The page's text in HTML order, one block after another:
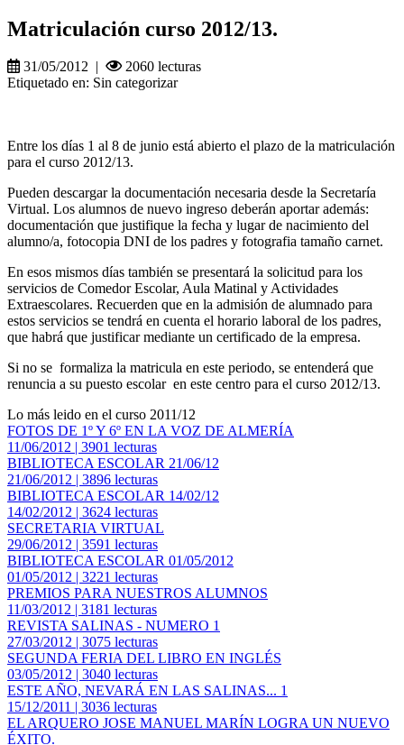
Matriculación curso 2012/13.
31/05/2012 |
2060 lecturas
Etiquetado en: Sin categorizar
Entre los días 1 al 8 de junio está abierto el plazo de la matriculación
para el curso 2012/13.
Pueden descargar la documentación necesaria desde la Secretaría
Virtual. Los alumnos de nuevo ingreso deberán aportar además:
documentación que justifique la fecha y lugar de nacimiento del
alumno/a, fotocopia DNI de los padres y fotografia tamaño carnet.
En esos mismos días también se presentará la solicitud para los
servicios de Comedor Escolar, Aula Matinal y Actividades
Extraescolares. Recuerden que en la admisión de alumnado para
estos servicios se tendrá en cuenta el horario laboral de los padres,
que habrá que justificar mediante un certificado de la empresa.
Si no se formaliza la matricula en este periodo, se entenderá que
renuncia a su puesto escolar en este centro para el curso 2012/13.
Lo más leido en el curso 2011/12
FOTOS DE 1º Y 6º EN LA VOZ DE ALMERÍA
11/06/2012 | 3901 lecturas
BIBLIOTECA ESCOLAR 21/06/12
21/06/2012 | 3896 lecturas
BIBLIOTECA ESCOLAR 14/02/12
14/02/2012 | 3624 lecturas
SECRETARIA VIRTUAL
29/06/2012 | 3591 lecturas
BIBLIOTECA ESCOLAR 01/05/2012
01/05/2012 | 3221 lecturas
PREMIOS PARA NUESTROS ALUMNOS
11/03/2012 | 3181 lecturas
REVISTA SALINAS - NUMERO 1
27/03/2012 | 3075 lecturas
SEGUNDA FERIA DEL LIBRO EN INGLÉS
03/05/2012 | 3040 lecturas
ESTE AÑO, NEVARÁ EN LAS SALINAS... 1
15/12/2011 | 3036 lecturas
EL ARQUERO JOSE MANUEL MARÍN LOGRA UN NUEVO
ÉXITO.